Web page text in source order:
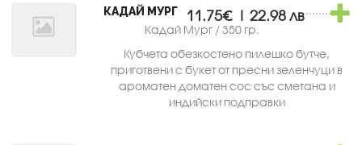
КАДАЙ МУРГ
Кадай Мург / 350 гр.
11.75€ | 22.98 лв
Кубчета обезкостено пилешко бутче,
приготвени с букет от пресни зеленчуци в
ароматен доматен сос със сметана и
индийски подправки